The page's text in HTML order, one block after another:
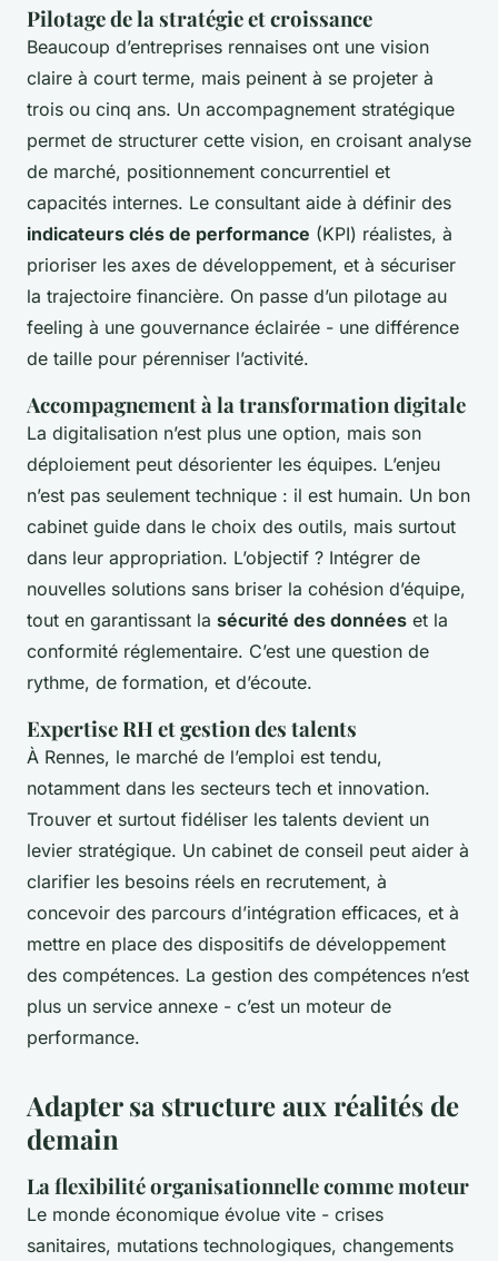
Pilotage de la stratégie et croissance
Beaucoup d’entreprises rennaises ont une vision
claire à court terme, mais peinent à se projeter à
trois ou cinq ans. Un accompagnement stratégique
permet de structurer cette vision, en croisant analyse
de marché, positionnement concurrentiel et
capacités internes. Le consultant aide à définir des
indicateurs clés de performance (KPI) réalistes, à
prioriser les axes de développement, et à sécuriser
la trajectoire financière. On passe d’un pilotage au
feeling à une gouvernance éclairée - une différence
de taille pour pérenniser l’activité.
Accompagnement à la transformation digitale
La digitalisation n’est plus une option, mais son
déploiement peut désorienter les équipes. L’enjeu
n’est pas seulement technique : il est humain. Un bon
cabinet guide dans le choix des outils, mais surtout
dans leur appropriation. L’objectif ? Intégrer de
nouvelles solutions sans briser la cohésion d’équipe,
tout en garantissant la sécurité des données et la
conformité réglementaire. C’est une question de
rythme, de formation, et d’écoute.
Expertise RH et gestion des talents
À Rennes, le marché de l’emploi est tendu,
notamment dans les secteurs tech et innovation.
Trouver et surtout fidéliser les talents devient un
levier stratégique. Un cabinet de conseil peut aider à
clarifier les besoins réels en recrutement, à
concevoir des parcours d’intégration efficaces, et à
mettre en place des dispositifs de développement
des compétences. La gestion des compétences n’est
plus un service annexe - c’est un moteur de
performance.
Adapter sa structure aux réalités de
demain
La flexibilité organisationnelle comme moteur
Le monde économique évolue vite - crises
sanitaires, mutations technologiques, changements